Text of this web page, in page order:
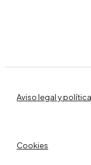
Aviso legal y
Cookies